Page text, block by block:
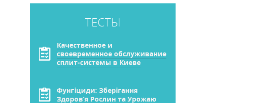
ТЕСТЫ
Качественное и
своевременное обслуживание
сплит-системы в Киеве
Фунгіциди: Зберігання
Здоров’я Рослин та Урожаю